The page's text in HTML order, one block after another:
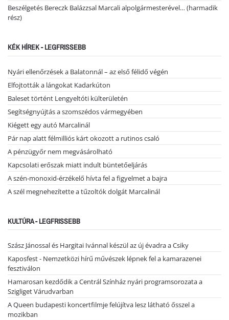
Beszélgetés Bereczk Balázzsal Marcali alpolgármesterével… (harmadik
rész)
KÉK HÍREK - LEGFRISSEBB
Nyári ellenőrzések a Balatonnál – az első félidő végén
Elfojtották a lángokat Kadarkúton
Baleset történt Lengyeltóti külterületén
Segítségnyújtás a szomszédos vármegyében
Kiégett egy autó Marcalinál
Pár nap alatt félmilliós kárt okozott a rutinos csaló
A pénzügyőr nem megvásárolható
Kapcsolati erőszak miatt indult büntetőeljárás
A szén-monoxid-érzékelő hívta fel a figyelmet a bajra
A szél megnehezítette a tűzoltók dolgát Marcalinál
KULTÚRA - LEGFRISSEBB
Szász Jánossal és Hargitai Ivánnal készül az új évadra a Csiky
Kaposfest - Nemzetközi hírű művészek lépnek fel a kamarazenei
fesztiválon
Hamarosan kezdődik a Centrál Színház nyári programsorozata a
Szigliget Várudvarban
A Queen budapesti koncertfilmje felújítva lesz látható ősszel a
mozikban